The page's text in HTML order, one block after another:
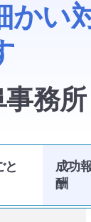
かい
務所
と
成功
酬